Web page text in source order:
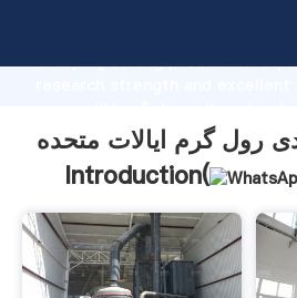
Grasping strong production
the value and bring values to all
رول گرم ایالات متحده
Introduction(